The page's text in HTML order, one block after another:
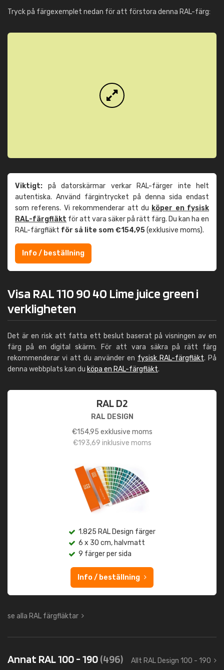
Tryck på färgexemplet nedan för att förstora denna RAL-färg:
Viktigt: på datorskärmar verkar RAL-färger inte helt
autentiska. Använd färgintrycket på denna sida endast
som referens. Vi rekommenderar att du köper en fysisk
RAL-färgfläkt för att vara säker på rätt färg. Du kan ha en
RAL-färgfläkt för så lite som €154,95(exklusive moms).
Info / beställning
Visa RAL 110 90 40 Lime juice green i
verkligheten
Det är en risk att fatta ett beslut baserat på visningen av en
färg på en digital skärm. För att vara säkra på rätt färg
rekommenderar vi att du använder en fysisk RAL-färgfläkt. På
denna webbplats kan du köpa en RAL-färgfläkt.
RAL D2
RAL DESIGN
€154,95 exklusive moms
€193,69 inklusive moms
1.825 RAL Design färger
6 x 30 cm, halvmatt
9 färger per sida
Info / beställning
se alla RAL färgfläktar
Annat RAL 100 - 190(496) Allt RAL Design 100 - 190